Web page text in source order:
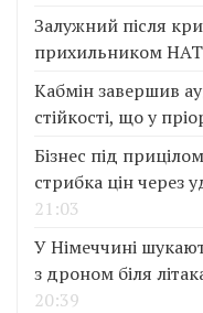
Залужний після
прихильником
Кабмін завершив
стійкості, що у
Бізнес під
стрибка цін через
21:03
У Німеччині
з дроном біля
20:39